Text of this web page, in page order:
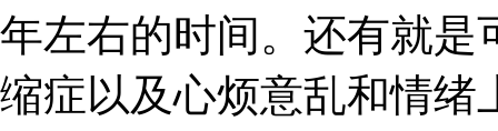
年左右的时间。还有就是
缩症以及心烦意乱和情绪